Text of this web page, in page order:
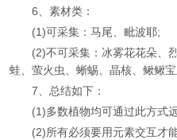
6、素材类：
(1)可采集：马尾、毗波耶;
(2)不可采集：冰雾花花朵、烈
蛙、萤火虫、蜥蜴、晶核、鳅鳅
7、总结如下：
(1)多数植物均可通过此方式
(2)所有必须要用元素交互才能